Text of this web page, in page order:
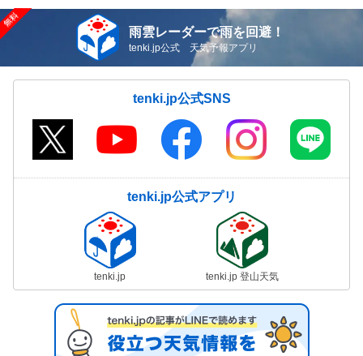
雨雲レーダーで雨を回避！
tenki.jp公式 天気予報アプリ
tenki.jp公式SNS
tenki.jp公式アプリ
tenki.jp tenki.jp 登山天気